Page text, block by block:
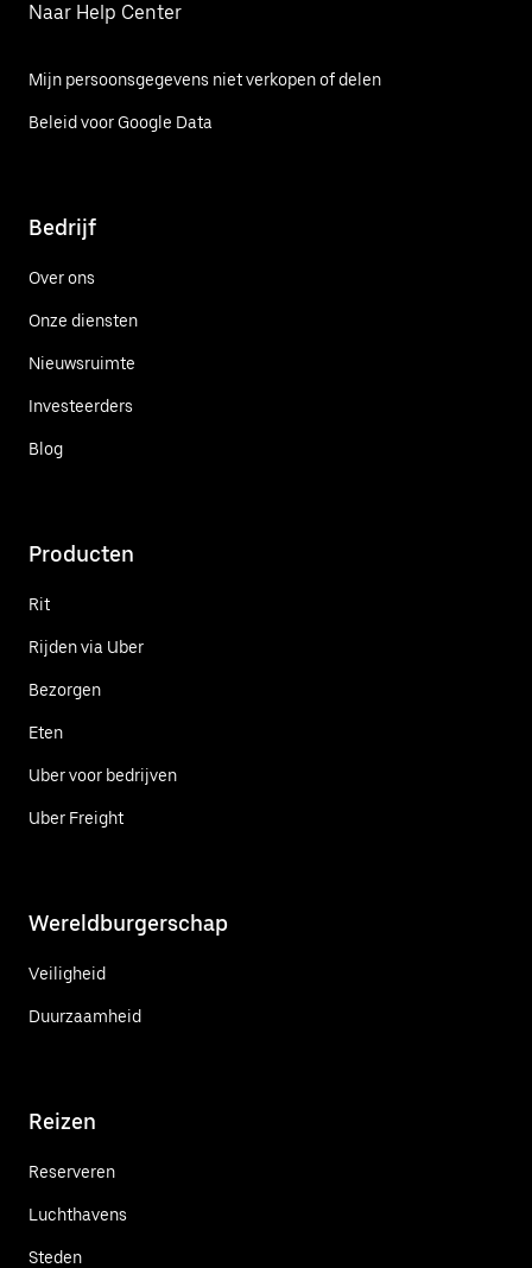
Naar Help Center
Mijn persoonsgegevens niet verkopen of delen
Beleid voor Google Data
Bedrijf
Over ons
Onze diensten
Nieuwsruimte
Investeerders
Blog
Producten
Rit
Rijden via Uber
Bezorgen
Eten
Uber voor bedrijven
Uber Freight
Wereldburgerschap
Veiligheid
Duurzaamheid
Reizen
Reserveren
Luchthavens
Steden